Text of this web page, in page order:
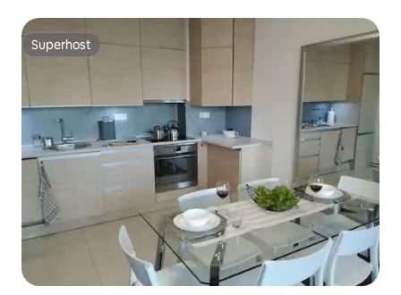
Superhost
Superhost